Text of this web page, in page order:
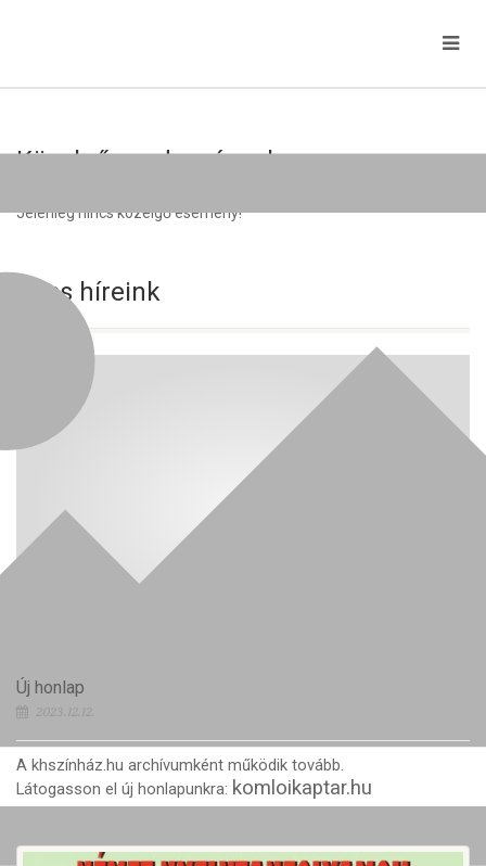
Közelgő rendezvények
Jelenleg nincs közelgő esemény!
Friss híreink
Új honlap
2023.12.12.
A khszínház.hu archívumként működik tovább.
Látogasson el új honlapunkra: komloikaptar.hu